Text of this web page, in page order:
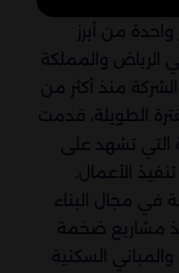
من أبرز
الرياض والمملكة
منذ أكثر من
الطويلة، قدمت
التي تشهد على
تنفيذ الأعمال.
في مجال البناء
مشاريع ضخمة
السكنية